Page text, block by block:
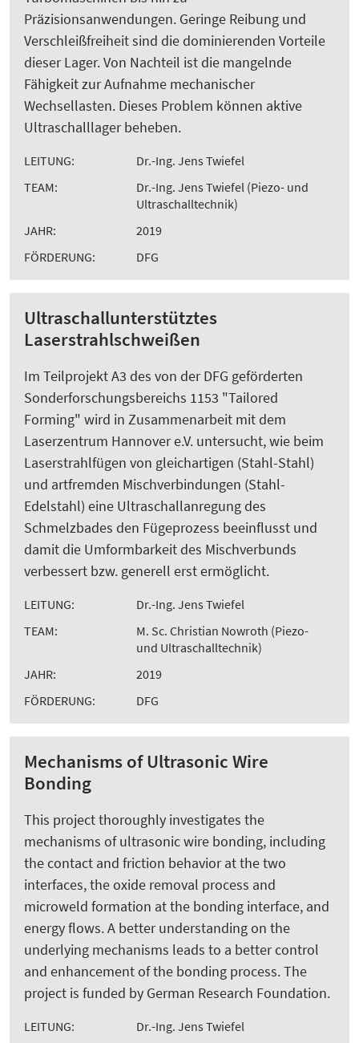
Präzisionsanwendungen. Geringe Reibung und
Verschleißfreiheit sind die dominierenden Vorteile
dieser Lager. Von Nachteil ist die mangelnde
Fähigkeit zur Aufnahme mechanischer
Wechsellasten. Dieses Problem können aktive
Ultraschalllager beheben.
LEITUNG:
Dr.-Ing. Jens Twiefel
TEAM:
Dr.-Ing. Jens Twiefel (Piezo- und
Ultraschalltechnik)
JAHR:
2019
FÖRDERUNG:
DFG
Ultraschallunterstütztes
Laserstrahlschweißen
Im Teilprojekt A3 des von der DFG geförderten
Sonderforschungsbereichs 1153 "Tailored
Forming" wird in Zusammenarbeit mit dem
Laserzentrum Hannover e.V. untersucht, wie beim
Laserstrahlfügen von gleichartigen (Stahl-Stahl)
und artfremden Mischverbindungen (Stahl-
Edelstahl) eine Ultraschallanregung des
Schmelzbades den Fügeprozess beeinflusst und
damit die Umformbarkeit des Mischverbunds
verbessert bzw. generell erst ermöglicht.
LEITUNG:
Dr.-Ing. Jens Twiefel
TEAM:
M. Sc. Christian Nowroth (Piezo-
und Ultraschalltechnik)
JAHR:
2019
FÖRDERUNG:
DFG
Mechanisms of Ultrasonic Wire
Bonding
This project thoroughly investigates the
mechanisms of ultrasonic wire bonding, including
the contact and friction behavior at the two
interfaces, the oxide removal process and
microweld formation at the bonding interface, and
energy flows. A better understanding on the
underlying mechanisms leads to a better control
and enhancement of the bonding process. The
project is funded by German Research Foundation.
LEITUNG:
Dr.-Ing. Jens Twiefel